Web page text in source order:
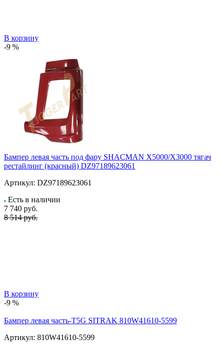
В корзину
-9 %
Бампер левая часть под фару SHACMAN X5000/X3000 тягач
рестайлинг (красный) DZ97189623061
Артикул: DZ97189623061
Есть в наличии
7 740 руб.
8 514 руб.
В корзину
-9 %
Бампер левая часть-T5G SITRAK 810W41610-5599
Артикул: 810W41610-5599